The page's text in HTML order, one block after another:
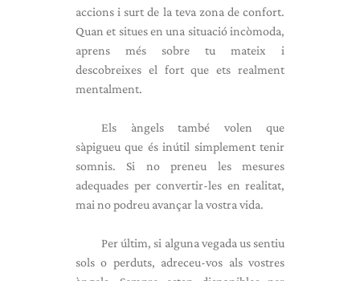
accions i surt de la teva zona de confort.
Quan et situes en una situació incòmoda,
aprens més sobre tu mateix i
descobreixes el fort que ets realment
mentalment.
Els àngels també volen que
sàpigueu que és inútil simplement tenir
somnis. Si no preneu les mesures
adequades per convertir-les en realitat,
mai no podreu avançar la vostra vida.
Per últim, si alguna vegada us sentiu
sols o perduts, adreceu-vos als vostres